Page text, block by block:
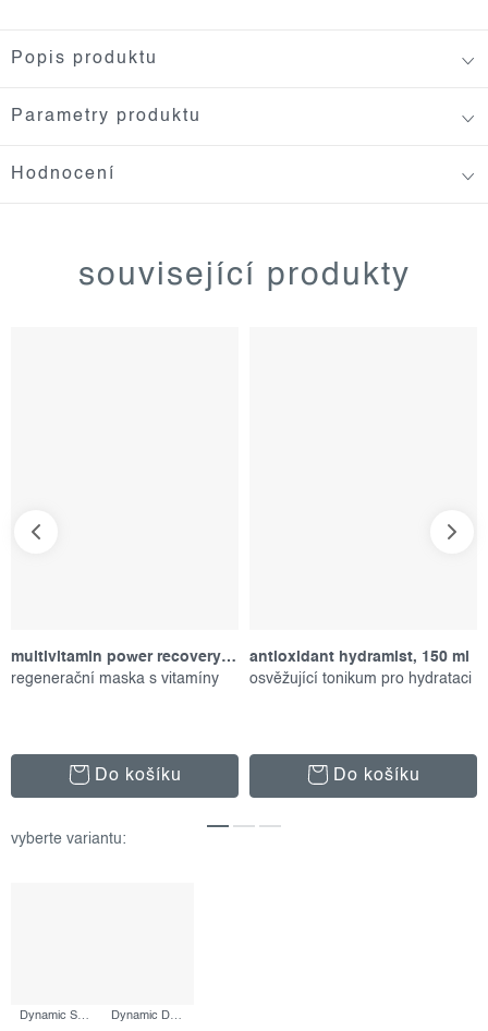
Popis produktu
Parametry produktu
Hodnocení
související produkty
multivitamin power recovery masque, 75 ml
regenerační maska s vitamíny
Do košíku
antioxidant hydramist, 150 ml
osvěžující tonikum pro hydrataci
Do košíku
Dynamic Skin Retinol Serum, 30 ml Dynamic Defense Duo, set produktů